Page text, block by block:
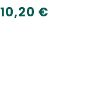
10,20 €